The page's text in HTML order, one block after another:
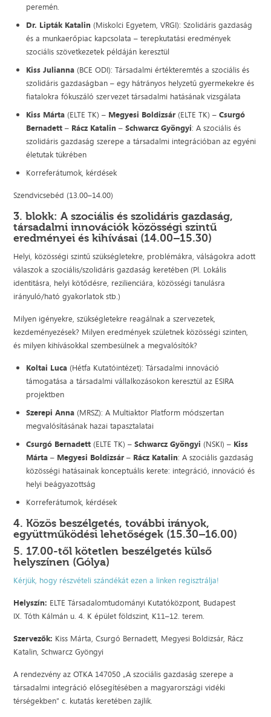
peremén.
Dr. Lipták Katalin(Miskolci Egyetem, VRGI): Szolidáris gazdaság
és a munkaerőpiac kapcsolata – terepkutatási eredmények
szociális szövetkezetek példáján keresztül
Kiss Julianna(BCE ODI): Társadalmi értékteremtés a szociális és
szolidáris gazdaságban – egy hátrányos helyzetű gyermekekre és
fiatalokra fókuszáló szervezet társadalmi hatásának vizsgálata
Kiss Márta(ELTE TK) –Megyesi Boldizsár(ELTE TK) –Csurgó
Bernadett– Rácz Katalin– Schwarcz Gyöngyi: A szociális és
szolidáris gazdaság szerepe a társadalmi integrációban az egyéni
életutak tükrében
Korreferátumok, kérdések
Szendvicsebéd (13.00–14.00)
3. blokk: A szociális és szolidáris gazdaság,
társadalmi innovációk közösségi szintű
eredményei és kihívásai (14.00–15.30)
Helyi, közösségi szintű szükségletekre, problémákra, válságokra adott
válaszok a szociális/szolidáris gazdaság keretében (Pl. Lokális
identitásra, helyi kötődésre, rezilienciára, közösségi tanulásra
irányuló/ható gyakorlatok stb.)
Milyen igényekre, szükségletekre reagálnak a szervezetek,
kezdeményezések? Milyen eredmények születnek közösségi szinten,
és milyen kihívásokkal szembesülnek a megvalósítók?
Koltai Luca(Hétfa Kutatóintézet): Társadalmi innováció
támogatása a társadalmi vállalkozásokon keresztül az ESIRA
projektben
Szerepi Anna(MRSZ): A Multiaktor Platform módszertan
megvalósításának hazai tapasztalatai
Csurgó Bernadett(ELTE TK) – Schwarcz Gyöngyi (NSKI) – Kiss
Márta– Megyesi Boldizsár– Rácz Katalin: A szociális gazdaság
közösségi hatásainak konceptuális kerete: integráció, innováció és
helyi beágyazottság
Korreferátumok, kérdések
4. Közös beszélgetés, további irányok,
együttműködési lehetőségek (15.30–16.00)
5. 17.00-től kötetlen beszélgetés külső
helyszínen (Gólya)
Kérjük, hogy részvételi szándékát ezen a linken regisztrálja!
Helyszín: ELTE Társadalomtudományi Kutatóközpont, Budapest
IX. Tóth Kálmán u. 4. K épület földszint, K11–12. terem.
Szervezők: Kiss Márta, Csurgó Bernadett, Megyesi Boldizsár, Rácz
Katalin, Schwarcz Gyöngyi
A rendezvény az OTKA 147050 „A szociális gazdaság szerepe a
társadalmi integráció elősegítésében a magyarországi vidéki
térségekben” c. kutatás keretében zajlik.